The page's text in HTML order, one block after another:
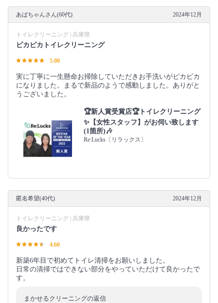
あばちゃんさん(60代) 2024年12月
トイレクリーニング | 兵庫県
ピカピカトイレクリーニング
5.00
実に丁寧に一生懸命お掃除していただきお手洗いがピカピカ
になりました。まるで新品のようで感動しました。ありがと
うございました。
🏆️新人賞受賞店🏆️トイレクリーニング
✨【女性スタッフ】がお伺い致します
(1箇所)🎶
Re:Lucks〔リラックス〕
匿名希望(40代) 2024年12月
トイレクリーニング | 兵庫県
良かったです
4.60
新築6年目で初めてトイレ清掃をお願いしました。
日常の清掃ではできない部分をやっていただけて良かったで
す。
まかせるクリーニングの返信